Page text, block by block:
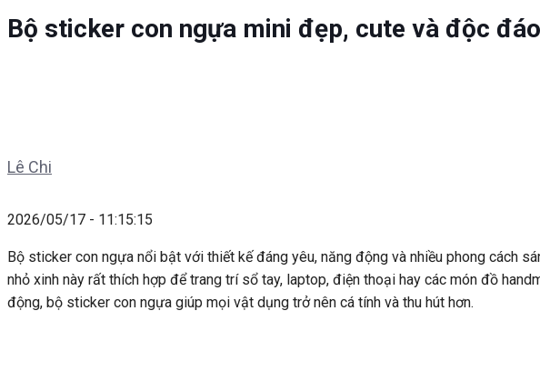
Bộ sticker con ngựa mini đẹp, cute và độc
Lê Chi
2026/05/17 - 11:15:15
Bộ sticker con ngựa nổi bật với thiết kế đáng yêu, năng động và nhiều phong cách
nhỏ xinh này rất thích hợp để trang trí sổ tay, laptop, điện thoại hay các món đồ
động, bộ sticker con ngựa giúp mọi vật dụng trở nên cá tính và thu hút hơn.